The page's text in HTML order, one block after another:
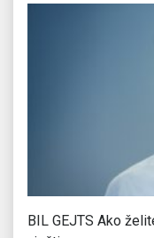
BIL GEJTS Ako